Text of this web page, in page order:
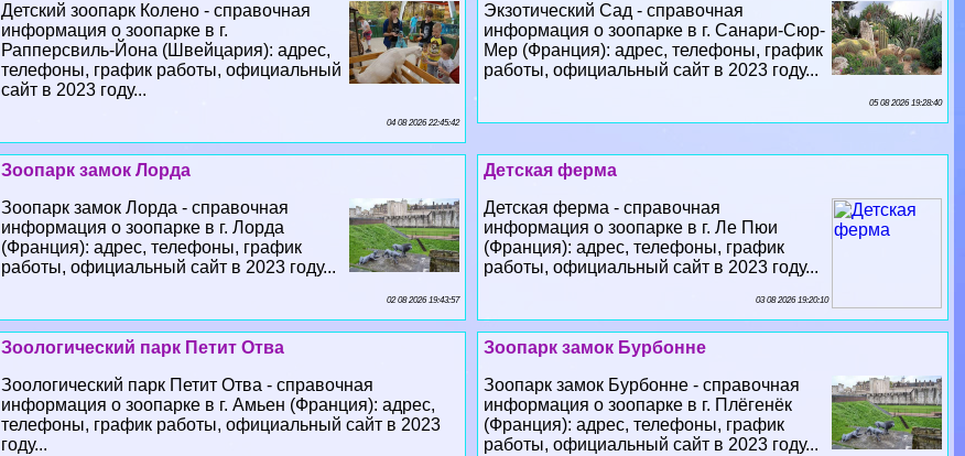
Экзотический Сад - справочная
информация о зоопарке в г. Санари-Сюр-
Мер (Франция): адрес, телефоны, график
работы, официальный сайт в 2023 году...
05 08 2026 19:28:40
Детский зоопарк Колено - справочная
информация о зоопарке в г.
Рапперсвиль-Йона (Швейцария): адрес,
телефоны, график работы, официальный
сайт в 2023 году...
04 08 2026 22:45:42
Детская ферма
Детская ферма - справочная
информация о зоопарке в г. Ле Пюи
(Франция): адрес, телефоны, график
работы, официальный сайт в 2023 году...
03 08 2026 19:20:10
Зоопарк замок Лорда
Зоопарк замок Лорда - справочная
информация о зоопарке в г. Лорда
(Франция): адрес, телефоны, график
работы, официальный сайт в 2023 году...
02 08 2026 19:43:57
Зоопарк замок Бурбонне
Зоопарк замок Бурбонне - справочная
информация о зоопарке в г. Плёгенёк
(Франция): адрес, телефоны, график
работы, официальный сайт в 2023 году...
Зоологический парк Петит Отва
Зоологический парк Петит Отва - справочная
информация о зоопарке в г. Амьен (Франция): адрес,
телефоны, график работы, официальный сайт в 2023
году...